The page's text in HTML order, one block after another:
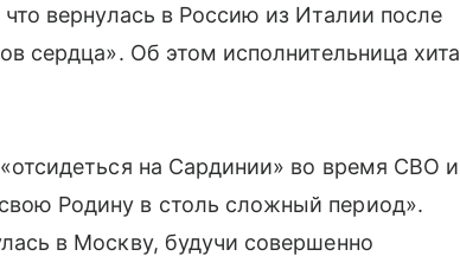
что вернулась в Россию из Италии после
сердца». Об этом исполнительница хита
на Сардинии» во время СВО и
Родину в столь сложный период».
в Москву, будучи совершенно